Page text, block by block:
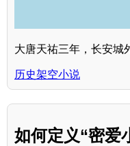
大唐天祐三年，长安城
历史架空小说
如何定义“密爱